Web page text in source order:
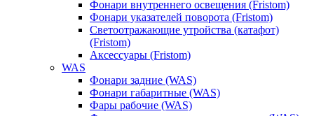
Фонари внутреннего освещения (Fristom)
Фонари указателей поворота (Fristom)
Светоотражающие утройства (катафот)
(Fristom)
Аксессуары (Fristom)
WAS
Фонари задние (WAS)
Фонари габаритные (WAS)
Фары рабочие (WAS)